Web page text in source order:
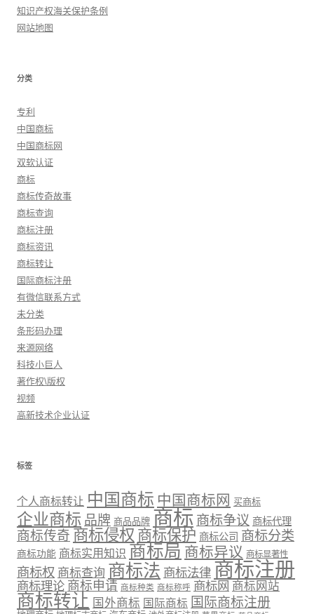
知识产权海关保护条例
网站地图
分类
专利
中国商标
中国商标网
双软认证
商标
商标传奇故事
商标查询
商标注册
商标资讯
商标转让
国际商标注册
有微信联系方式
未分类
条形码办理
来源网络
科技小巨人
著作权\版权
视频
高新技术企业认证
标签
个人商标转让 中国商标 中国商标网 买商标
企业商标 品牌 商品品牌 商标 商标争议 商标代理
商标传奇 商标侵权 商标保护 商标公司 商标分类
商标功能 商标实用知识 商标局 商标异议 商标显著性
商标权 商标查询 商标法 商标法律 商标注册
商标理论 商标申请 商标种类 商标称呼 商标网 商标网站
商标转让 国外商标 国际商标 国际商标注册